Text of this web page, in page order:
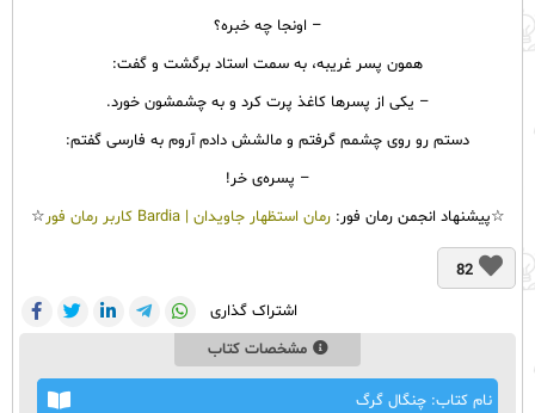
– اونجا چه خبره؟
همون پسر غریبه، به سمت استاد برگشت و گفت:
– یکی از پسرها کاغذ پرت کرد و به چشمشون خورد.
دستم رو روی چشمم گرفتم و مالشش دادم آروم به فارسی گفتم:
– پسره‌ی خر!
☆پیشنهاد انجمن رمان فور:رمان استظهار جاویدان | Bardia کاربر رمان فور ☆
82
اشتراک گذاری
مشخصات کتاب
نام کتاب: چنگال گرگ